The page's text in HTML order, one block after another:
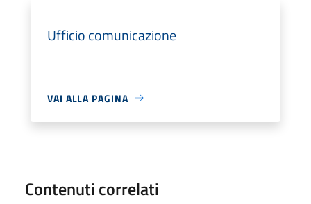
Ufficio comunicazione
VAI ALLA PAGINA
Contenuti correlati